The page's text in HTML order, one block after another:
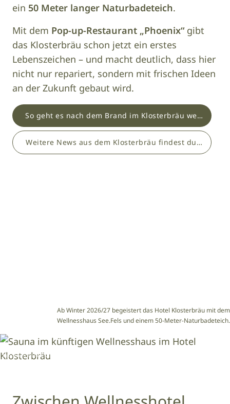
ein 50 Meter langer Naturbadeteich.
Mit dem Pop-up-Restaurant „Phoenix“ gibt
das Klosterbräu schon jetzt ein erstes
Lebenszeichen – und macht deutlich, dass hier
nicht nur repariert, sondern mit frischen Ideen
an der Zukunft gebaut wird.
So geht es nach dem Brand im Klosterbräu weiter
Weitere News aus dem Klosterbräu findest du hier
Ab Winter 2026/27 begeistert das Hotel Klosterbräu mit dem
Wellnesshaus See.Fels und einem 50-Meter-Naturbadeteich.
Image
Rendering © Hotel Klosterbräu